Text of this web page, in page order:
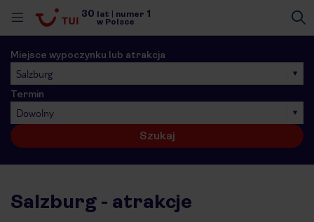
30 lat numer 1
w Polsce
Miejsce wypoczynku lub atrakcja
Salzburg
Termin
Dowolny
Szukaj
Salzburg - atrakcje